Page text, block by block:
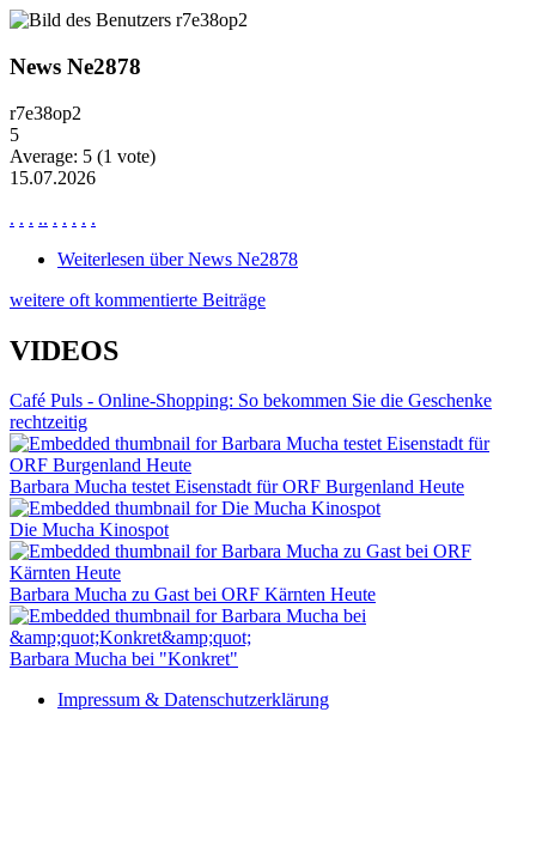
News Ne2878
r7e38op2
5
Average: 5 (1 vote)
15.07.2026
. . . .. . . . . .
Weiterlesen über News Ne2878
weitere oft kommentierte Beiträge
VIDEOS
Café Puls - Online-Shopping: So bekommen Sie die Geschenke
rechtzeitig
Barbara Mucha testet Eisenstadt für ORF Burgenland Heute
Die Mucha Kinospot
Barbara Mucha zu Gast bei ORF Kärnten Heute
Barbara Mucha bei "Konkret"
Impressum & Datenschutzerklärung